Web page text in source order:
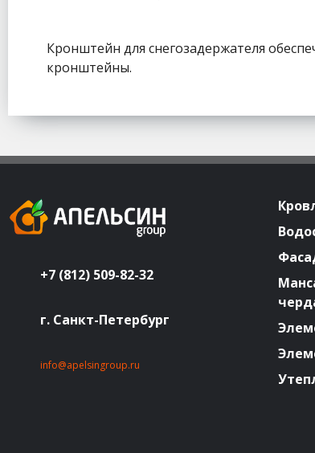
Кронштейн для снегозадержателя
кронштейны.
+7 (812) 509-82-32
г. Санкт-Петербург
info@apelsingroup.ru